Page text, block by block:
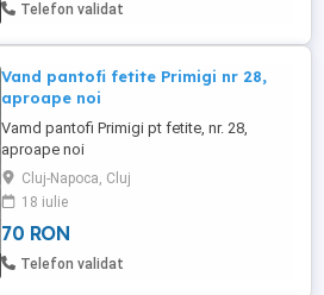
Telefon validat
Vand pantofi fetite Primigi nr 28,
aproape noi
Vamd pantofi Primigi pt fetite, nr. 28,
aproape noi
Cluj-Napoca, Cluj
18 iulie
70 RON
Telefon validat